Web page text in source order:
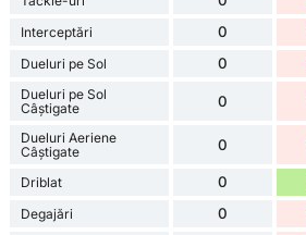
Interceptări 0
Dueluri pe Sol 0
Dueluri pe Sol
Câștigate
0
Dueluri Aeriene
Câștigate
0
Driblat 0
Degajări 0